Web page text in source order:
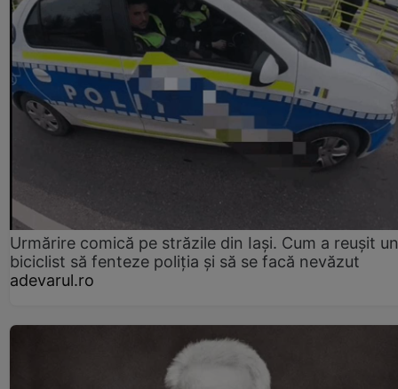
Urmărire comică pe străzile din Iași. Cum a reușit un
biciclist să fenteze poliția și să se facă nevăzut
adevarul.ro